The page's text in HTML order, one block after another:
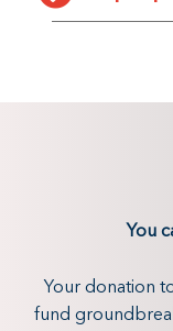
You
Your donation
fund